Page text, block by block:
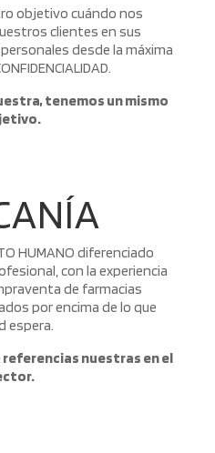
objetivo cuándo nos
clientes en sus
desde la máxima
tenemos un mismo
HUMANO diferenciado
con la experiencia
de farmacias
por encima de lo que
espera.
referencias nuestras en el